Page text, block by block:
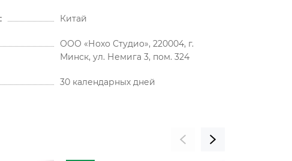
Китай
ООО «Нохо Студио», 220004, г.
Минск, ул. Немига 3, пом. 324
30 календарных дней